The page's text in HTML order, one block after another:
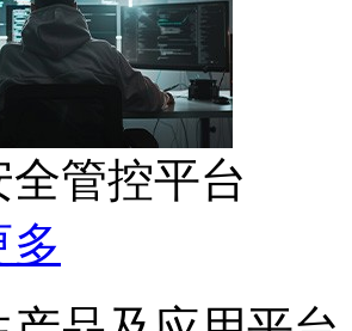
全管控平台
多